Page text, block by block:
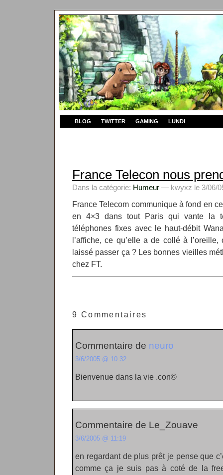
BLOG TWITTER GAMING LUNDI
France Telecon nous
Dans la catégorie: Humeur — kwyxz le 3/06/
France Telecom communique à fond en
en 4×3 dans tout Paris qui vante la
téléphones fixes avec le haut-débit
l’affiche, ce qu’elle a de collé à
laissé passer ça ? Les bonnes vieilles
chez FT.
9 Commentaires
Commentaire de neuro
3/6/2005 @ 10:32
Bienvenue dans la vie .con©
Commentaire de Le_Zouave
3/6/2005 @ 11:19
en regardant de plus prêt je pense que
comme ça je suis pas à coté de la